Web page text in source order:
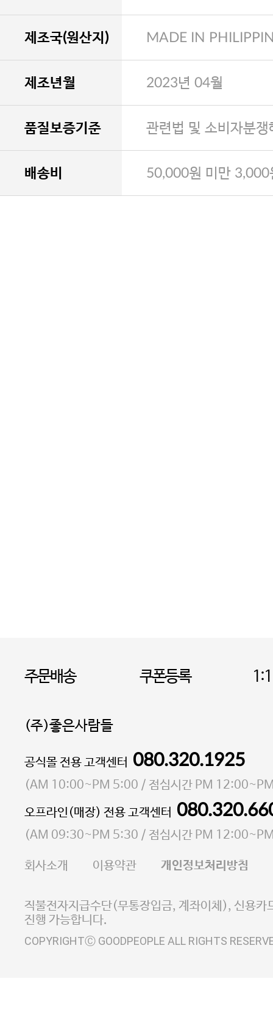
제조국(원산지) MADE IN
제조년월 2023년 04월
품질보증기준 관련법 및 소비자분
배송비 50,000원 미만 3,000
주문배송 쿠폰등록
(주)좋은사람들
대표 이성현,박영환| 개인정보관리책임자 김상현
소재지 서울특별시 마포구 마포대로4다길 41 마포
통신판매업 신고번호 2023-서울마포-3931호
사업자등록번호 105-81-58242
E-MAIL goodpeople@gpin.co.kr
사업자정보확인
이니시스 에스크로 서비
공식몰 전용 고객센터 080.320.1925
(AM 10:00~PM 5:00 / 점심시간 PM
오프라인(매장) 전용 고객센터
(AM 09:30~PM 5:30 / 점심시간 PM
회사소개 이용약관 개인정보처리방침
직불전자지급수단(무통장입금, 계좌이체), 신용카
진행 가능합니다.
COPYRIGHTⒸ GOODPEOPLE ALL RIGHTS